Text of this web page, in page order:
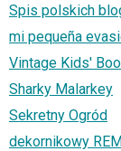
Spis polskich
mi pequeña
Vintage Kids'
Sharky Malarkey
Sekretny Ogród
dekornikowy